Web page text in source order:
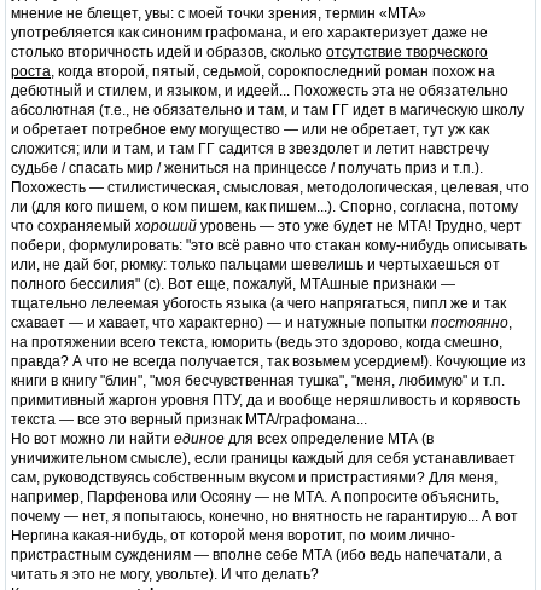
мнение не блещет, увы: с моей точки зрения, термин «МТА»
употребляется как синоним графомана, и его характеризует даже не
столько вторичность идей и образов, сколько отсутствие творческого
роста, когда второй, пятый, седьмой, сорокпоследний роман похож на
дебютный и стилем, и языком, и идеей... Похожесть эта не обязательно
абсолютная (т.е., не обязательно и там, и там ГГ идет в магическую школу
и обретает потребное ему могущество — или не обретает, тут уж как
сложится; или и там, и там ГГ садится в звездолет и летит навстречу
судьбе / спасать мир / жениться на принцессе / получать приз и т.п.).
Похожесть — стилистическая, смысловая, методологическая, целевая, что
ли (для кого пишем, о ком пишем, как пишем...). Спорно, согласна, потому
что сохраняемыйхороший уровень — это уже будет не МТА! Трудно, черт
побери, формулировать: "это всё равно что стакан кому-нибудь описывать
или, не дай бог, рюмку: только пальцами шевелишь и чертыхаешься от
полного бессилия" (с). Вот еще, пожалуй, МТАшные признаки —
тщательно лелеемая убогость языка (а чего напрягаться, пипл же и так
схавает — и хавает, что характерно) — и натужные попытки постоянно,
на протяжении всего текста, юморить (ведь это здорово, когда смешно,
правда? А что не всегда получается, так возьмем усердием!). Кочующие из
книги в книгу "блин", "моя бесчувственная тушка", "меня, любимую" и т.п.
примитивный жаргон уровня ПТУ, да и вообще неряшливость и корявость
текста — все это верный признак МТА/графомана...
Но вот можно ли найти единое для всех определение МТА (в
уничижительном смысле), если границы каждый для себя устанавливает
сам, руководствуясь собственным вкусом и пристрастиями? Для меня,
например, Парфенова или Осояну — не МТА. А попросите объяснить,
почему — нет, я попытаюсь, конечно, но внятность не гарантирую... А вот
Нергина какая-нибудь, от которой меня воротит, по моим лично-
пристрастным суждениям — вполне себе МТА (ибо ведь напечатали, а
читать я это не могу, увольте). И что делать?